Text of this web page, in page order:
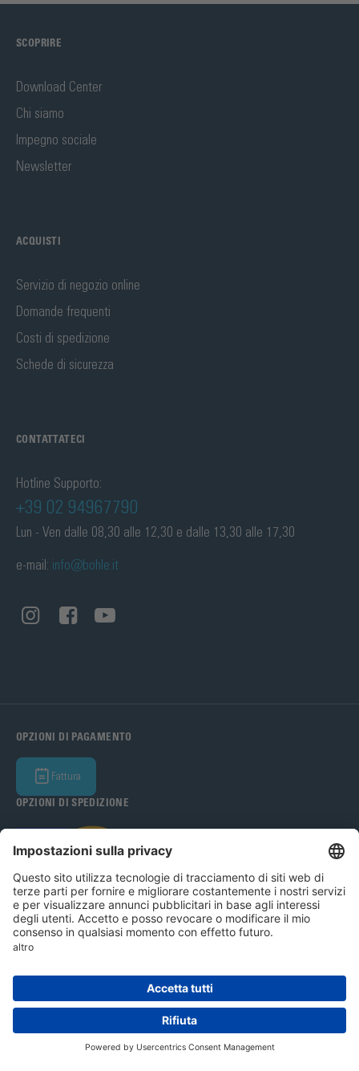
SCOPRIRE
Download Center
Chi siamo
Impegno sociale
Newsletter
ACQUISTI
Servizio di negozio online
Domande frequenti
Costi di spedizione
Schede di sicurezza
CONTATTATECI
Hotline Supporto:
+39 02 94967790
Lun - Ven dalle 08,30 alle 12,30 e dalle 13,30 alle 17,30
e-mail: info@bohle.it
OPZIONI DI PAGAMENTO
Fattura
OPZIONI DI SPEDIZIONE
Bohle Italia s.r.l 2026
Informativa sulla privacy